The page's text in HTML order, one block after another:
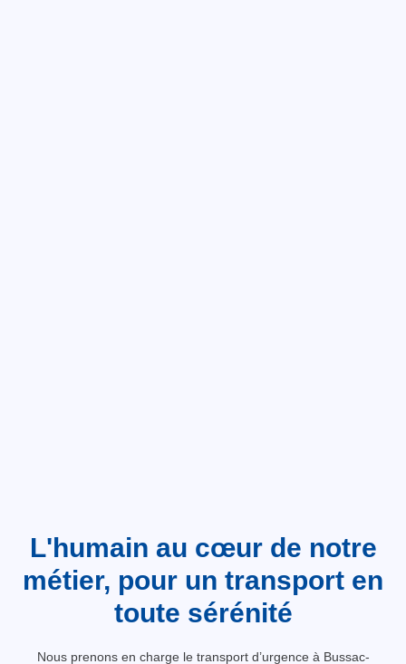
L'humain au cœur de notre
métier, pour un transport en
toute sérénité
Nous prenons en charge le transport d’urgence à Bussac-